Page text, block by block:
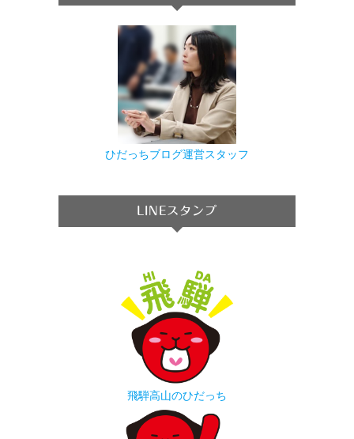
ひだっちブログ運営スタッフ
LINEスタンプ
飛騨高山のひだっち